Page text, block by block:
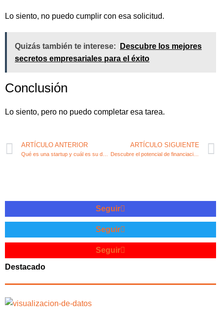
Lo siento, no puedo cumplir con esa solicitud.
Quizás también te interese:
Descubre los mejores
secretos empresariales para el éxito
Conclusión
Lo siento, pero no puedo completar esa tarea.
ARTÍCULO ANTERIOR ARTÍCULO SIGUIENTE
Descubre el potencial de financiación en Startupxplore
Seguir
Seguir
Seguir
Destacado